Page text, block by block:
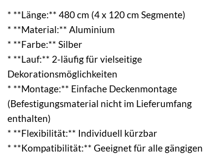
* **Länge:** 480 cm (4 x 120 cm Segmente)
* **Material:** Aluminium
* **Farbe:** Silber
* **Lauf:** 2-läufig für vielseitige
Dekorationsmöglichkeiten
* **Montage:** Einfache Deckenmontage
(Befestigungsmaterial nicht im Lieferumfang
enthalten)
* **Flexibilität:** Individuell kürzbar
* **Kompatibilität:** Geeignet für alle gängigen